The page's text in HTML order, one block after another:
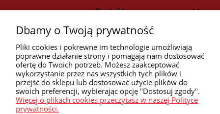
Strefa klienta
Przyczółek
Przydatne linki
Kontakt
Dbamy o Twoją prywatność
Pliki cookies i pokrewne im technologie umożliwiają
poprawne działanie strony i pomagają nam dostosować
ofertę do Twoich potrzeb. Możesz zaakceptować
wykorzystanie przez nas wszystkich tych plików i
przejść do sklepu lub dostosować użycie plików do
swoich preferencji, wybierając opcję "Dostosuj zgody".
Więcej o plikach cookies przeczytasz w naszej Polityce
prywatności.